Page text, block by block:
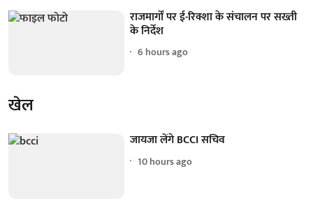
राजमार्गों पर ई-रिक्शा के संचालन पर सख्ती
के निर्देश
6 hours ago
खेल
जायजा लेंगे BCCI सचिव
10 hours ago